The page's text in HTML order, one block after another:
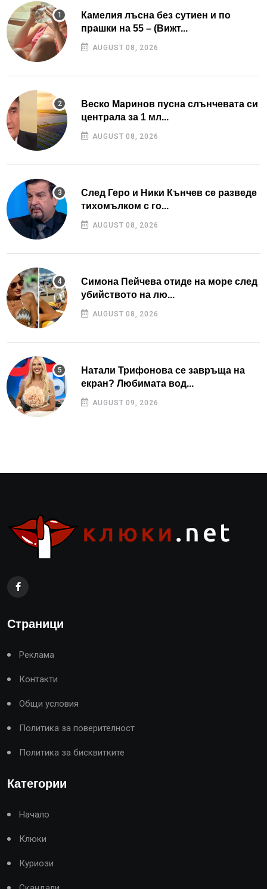
Камелия лъсна без сутиен и по
прашки на 55 – (Вижт...
AUGUST 08, 2026
Веско Маринов пусна слънчевата си
централа за 1 мл...
AUGUST 08, 2026
След Геро и Ники Кънчев се разведе
тихомълком с го...
AUGUST 08, 2026
Симона Пейчева отиде на море след
убийството на лю...
AUGUST 08, 2026
Натали Трифонова се завръща на
екран? Любимата вод...
AUGUST 09, 2026
Страници
Реклама
Контакти
Общи условия
Политика за поверителност
Политика за бисквитките
Категории
Начало
Клюки
Куриози